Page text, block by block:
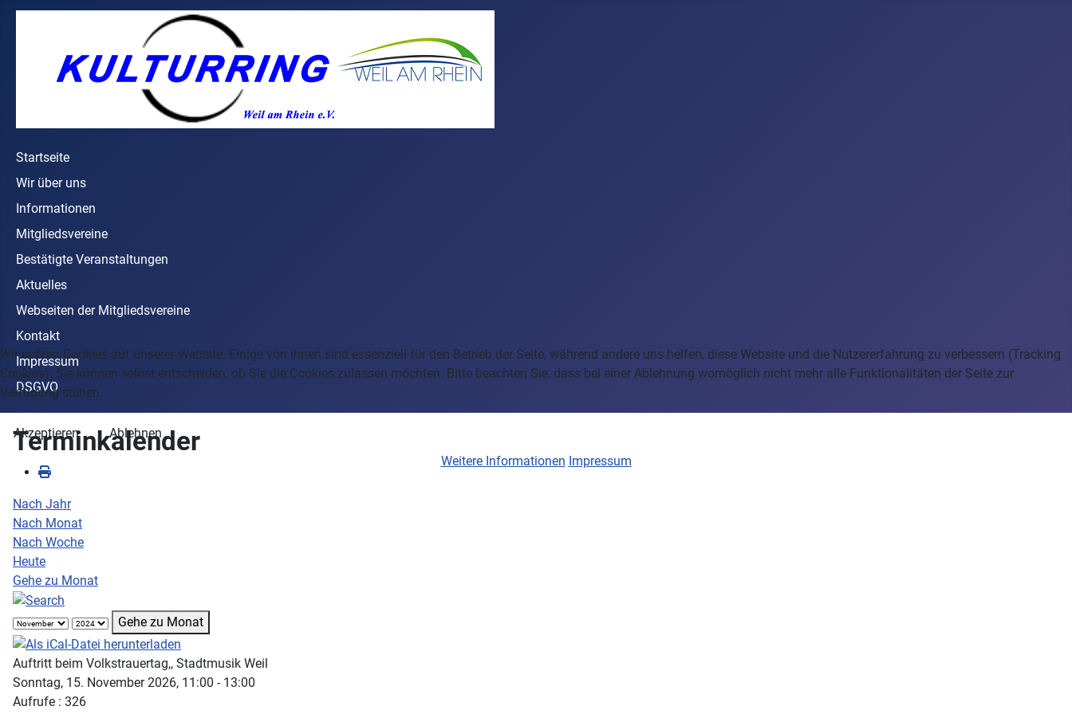
Startseite
Wir über uns
Informationen
Mitgliedsvereine
Bestätigte Veranstaltungen
Aktuelles
Webseiten der Mitgliedsvereine
Kontakt
Impressum
DSGVO
Terminkalender
Nach Jahr
Nach Monat
Nach Woche
Heute
Gehe zu Monat
Gehe zu Monat
Auftritt beim Volkstrauertag,, Stadtmusik Weil
Sonntag, 15. November 2026, 11:00 - 13:00
Aufrufe : 326
Wir nutzen Cookies auf unserer Website. Einige von ihnen sind essenziell für den Betrieb der Seite, während andere uns helfen, diese Website und die Nutzererfahrung zu verbessern (Tracking
Cookies). Sie können selbst entscheiden, ob Sie die Cookies zulassen möchten. Bitte beachten Sie, dass bei einer Ablehnung womöglich nicht mehr alle Funktionalitäten der Seite zur
Verfügung stehen.
Akzeptieren
Ablehnen
Weitere Informationen Impressum